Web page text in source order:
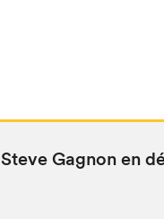
Steve Gagnon en